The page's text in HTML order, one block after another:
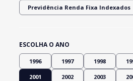
Previdência Renda Fixa Indexados
ESCOLHA O ANO
1996 1997 1998
2001 2002 2003